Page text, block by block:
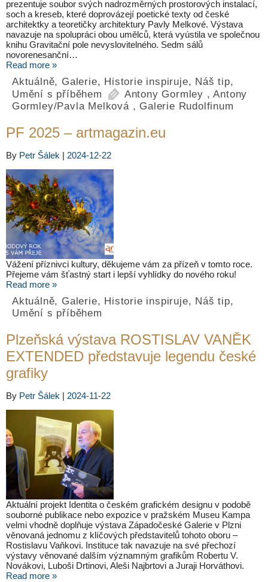
prezentuje soubor svých nadrozměrných prostorových instalací,
soch a kreseb, které doprovázejí poetické texty od české
architektky a teoretičky architektury Pavly Melkové. Výstava
navazuje na spolupráci obou umělců, která vyústila ve společnou
knihu Gravitační pole nevyslovitelného. Sedm sálů
novorenesanční…
Read more »
Aktuálně, Galerie, Historie inspiruje, Náš tip,
Umění s příběhem
Antony Gormley ,Antony
Gormley/Pavla Melková, Galerie Rudolfinum
PF 2025 – artmagazin.eu
By Petr Šálek | 2024-12-22
Vážení příznivci kultury, děkujeme vám za přízeň v tomto roce.
Přejeme vám šťastný start i lepší vyhlídky do nového roku!
Read more »
Aktuálně, Galerie, Historie inspiruje, Náš tip,
Umění s příběhem
Plzeňská výstava ROSTISLAV VANĚK
EXTENDED představuje legendu české
grafiky
By Petr Šálek | 2024-11-22
Aktuální projekt Identita o českém grafickém designu v podobě
souborné publikace nebo expozice v pražském Museu Kampa
velmi vhodně doplňuje výstava Západočeské Galerie v Plzni
věnovaná jednomu z klíčových představitelů tohoto oboru –
Rostislavu Vaňkovi. Instituce tak navazuje na své přechozí
výstavy věnované dalším významným grafikům Robertu V.
Novákovi, Luboši Drtinovi, Aleši Najbrtovi a Juraji Horváthovi.
Read more »